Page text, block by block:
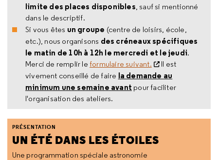
limite des places disponibles, sauf si mentionné
dans le descriptif.
Si vous êtes un groupe (centre de loisirs, école,
etc.), nous organisons des créneaux spécifiques
le matin de 10h à 12h le mercredi et le jeudi.
Merci de remplir le formulaire suivant.
Il est
vivement conseillé de faire la demande au
minimum une semaine avant pour faciliter
l'organisation des ateliers.
UN ÉTÉ DANS LES ÉTOILES
PRÉSENTATION
Une programmation spéciale astronomie